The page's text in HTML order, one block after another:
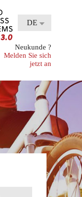
DE
Neukunde ?
Melden Sie sich
jetzt an